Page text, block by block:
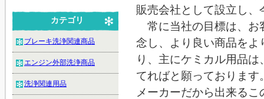
販売会社として設立し
常に当社の目標は、お
念し、より良い商品を
り、主にケミカル用品
てればと願っておりま
メーカーだから出来る
カテゴリ
ブレーキ洗浄関連商品
エンジン外部洗浄商品
洗浄関連用品